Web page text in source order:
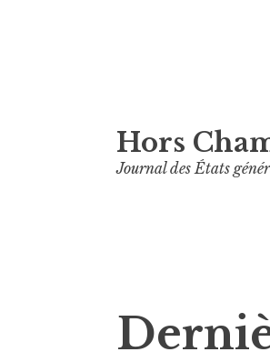
au
contenu
Hors
Journal des États